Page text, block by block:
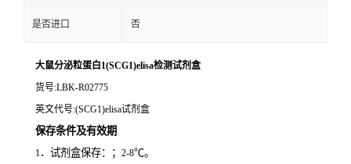
是否进口 否
大鼠分泌粒蛋白1(SCG1)elisa检测试剂盒
货号:LBK-R02775
英文代号:(SCG1)elisa试剂盒
保存条件及有效期
1．试剂盒保存：； 2-8℃。